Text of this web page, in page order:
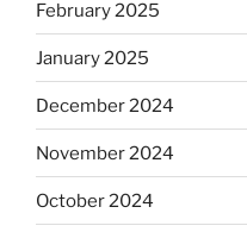
February 2025
January 2025
December 2024
November 2024
October 2024